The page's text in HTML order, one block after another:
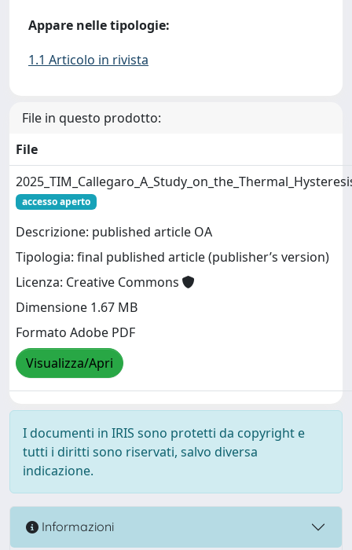
Appare nelle tipologie:
1.1 Articolo in rivista
File in questo prodotto:
File
accesso aperto
Descrizione: published article OA
Tipologia: final published article (publisher’s version)
Licenza: Creative Commons
Dimensione 1.67 MB
Formato Adobe PDF
Visualizza/Apri
I documenti in IRIS sono protetti da copyright e
tutti i diritti sono riservati, salvo diversa
indicazione.
Informazioni